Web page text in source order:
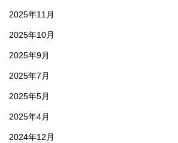
2025年11月
2025年10月
2025年9月
2025年7月
2025年5月
2025年4月
2024年12月